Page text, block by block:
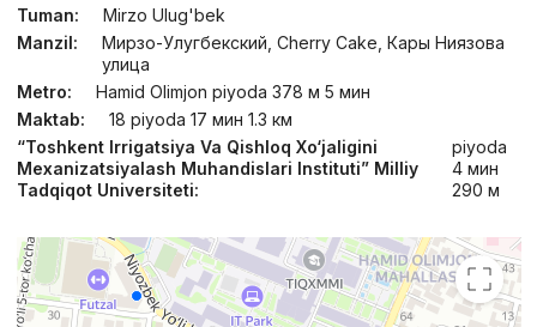
Tuman:
Mirzo Ulug'bek
Manzil:
Мирзо-Улугбекский, Cherry Cake, Кары Ниязова
улица
Metro:
Hamid Olimjon piyoda 378 м 5 мин
Maktab:
18 piyoda 17 мин 1.3 км
“Toshkent Irrigatsiya Va Qishloq Xo‘jaligini
Mexanizatsiyalash Muhandislari Instituti” Milliy
Tadqiqot Universiteti:
piyoda
4 мин
290 м